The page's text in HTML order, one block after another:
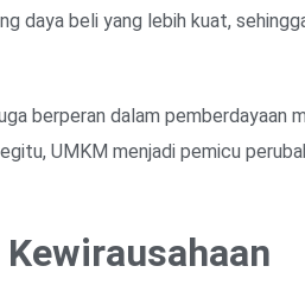
daya beli yang lebih kuat,
berperan dalam pemberdayaan
UMKM menjadi pemicu